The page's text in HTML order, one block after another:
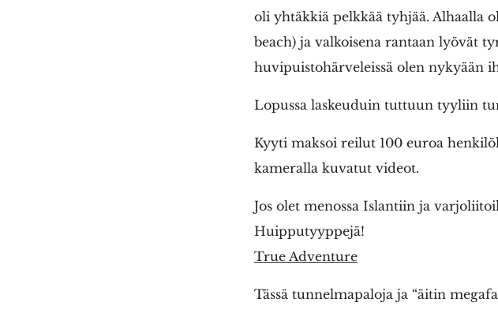
oli yhtäkkiä pelkkää tyhjää. Alhaalla
beach) ja valkoisena rantaan lyövät
huvipuistohärveleissä olen nykyään
Lopussa laskeuduin tuttuun tyyliin
Kyyti maksoi reilut 100 euroa
kameralla kuvatut videot.
Jos olet menossa Islantiin ja
Huipputyyppejä!
True Adventure
Tässä tunnelmapaloja ja “äitin